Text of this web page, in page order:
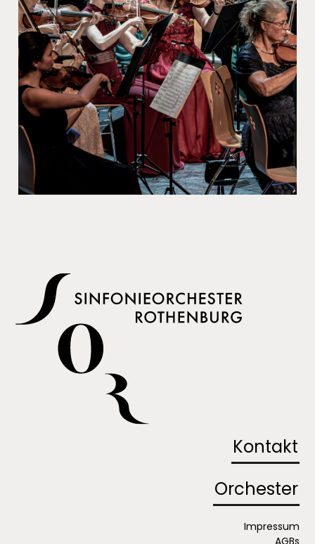
Kontakt
Orchester
Impressum